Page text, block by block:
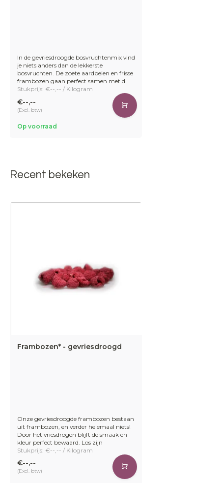
In de gevriesdroogde bosvruchtenmix vind
je niets anders dan de lekkerste
bosvruchten. De zoete aardbeien en frisse
frambozen gaan perfect samen met d
Stukprijs: €--,-- / Kilogram
€--,--
(Excl. btw)
Op voorraad
Recent bekeken
Frambozen* - gevriesdroogd
Onze gevriesdroogde frambozen bestaan
uit frambozen, en verder helemaal niets!
Door het vriesdrogen blijft de smaak en
kleur perfect bewaard. Los zijn
Stukprijs: €--,-- / Kilogram
€--,--
(Excl. btw)